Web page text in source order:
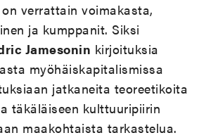
verrattain voimakasta,
ja kumppanit. Siksi
Jamesonin kirjoituksia
myöhäiskapitalismissa
jatkaneita teoreetikoita
täkäläiseen kulttuuripiirin
maakohtaista tarkastelua.